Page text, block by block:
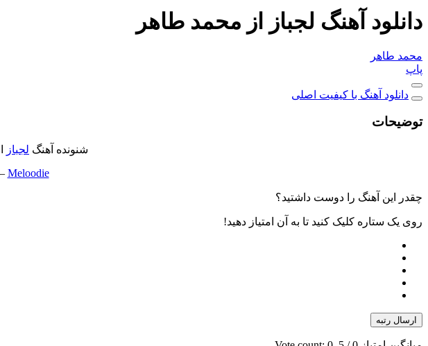
دانلود آهنگ لجباز از محمد طاهر
محمد طاهر
پاپ
دانلود آهنگ با کیفیت اصلی
توضیحات
شنونده آهنگ لجباز
Meloodie
چقدر این آهنگ را دوست داشتید؟
روی یک ستاره کلیک کنید تا به آن امتیاز دهید!
ارسال رتبه